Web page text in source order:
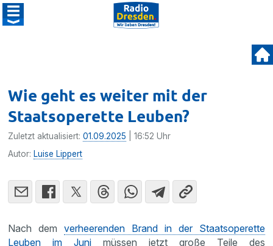
Wie geht es weiter mit der
Staatsoperette Leuben?
Zuletzt aktualisiert:01.09.2025 | 16:52 Uhr
Autor: Luise Lippert
Nach demverheerenden Brand in der Staatsoperette
Leuben im Juni müssen jetzt große Teile des